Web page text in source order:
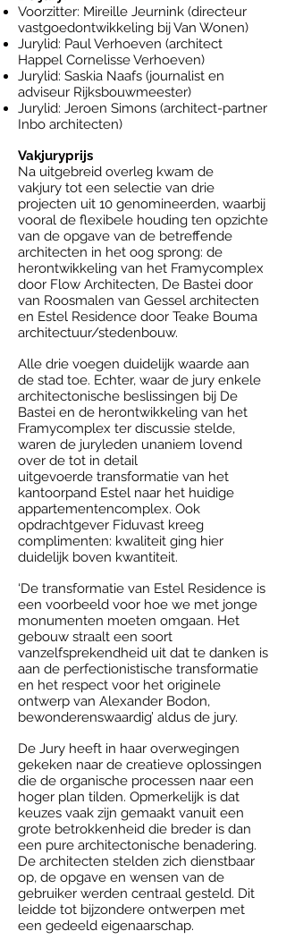
Voorzitter: Mireille Jeurnink (directeur
vastgoedontwikkeling bij Van Wonen)
Jurylid: Paul Verhoeven (architect
Happel Cornelisse Verhoeven)
Jurylid: Saskia Naafs (journalist en
adviseur Rijksbouwmeester)
Jurylid: Jeroen Simons (architect-partner
Inbo architecten)
Vakjuryprijs
Na uitgebreid overleg kwam de
vakjury tot een selectie van drie
projecten uit 10 genomineerden, waarbij
vooral de flexibele houding ten opzichte
van de opgave van de betreffende
architecten in het oog sprong: de
herontwikkeling van het Framycomplex
door Flow Architecten, De Bastei door
van Roosmalen van Gessel architecten
en Estel Residence door Teake Bouma
architectuur/stedenbouw.
Alle drie voegen duidelijk waarde aan
de stad toe. Echter, waar de jury enkele
architectonische beslissingen bij De
Bastei en de herontwikkeling van het
Framycomplex ter discussie stelde,
waren de juryleden unaniem lovend
over de tot in detail
uitgevoerde transformatie van het
kantoorpand Estel naar het huidige
appartementencomplex. Ook
opdrachtgever Fiduvast kreeg
complimenten: kwaliteit ging hier
duidelijk boven kwantiteit.
‘De transformatie van Estel Residence is
een voorbeeld voor hoe we met jonge
monumenten moeten omgaan. Het
gebouw straalt een soort
vanzelfsprekendheid uit dat te danken is
aan de perfectionistische transformatie
en het respect voor het originele
ontwerp van Alexander Bodon,
bewonderenswaardig’ aldus de jury.
De Jury heeft in haar overwegingen
gekeken naar de creatieve oplossingen
die de organische processen naar een
hoger plan tilden. Opmerkelijk is dat
keuzes vaak zijn gemaakt vanuit een
grote betrokkenheid die breder is dan
een pure architectonische benadering.
De architecten stelden zich dienstbaar
op, de opgave en wensen van de
gebruiker werden centraal gesteld. Dit
leidde tot bijzondere ontwerpen met
een gedeeld eigenaarschap.